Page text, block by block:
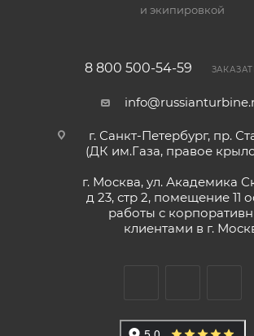
и экипировкой
8 800 500-54-59
г. Санкт-Петербург, пр.
(ДК им.Газа, правое
г. Москва, ул. Академика
д 23, стр 2, помещение 11
работы с
клиентами в г.